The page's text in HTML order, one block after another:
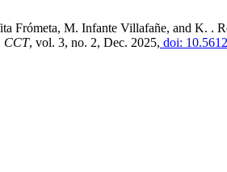
Frómeta, M. Infante Villafañe, and K. .
CCT, vol. 3, no. 2, Dec. 2025, doi: